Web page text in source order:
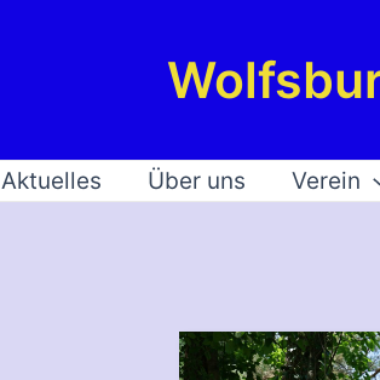
Aktuelles Über uns Verein